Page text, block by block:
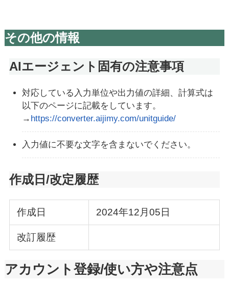
その他の情報
AIエージェント固有の注意事項
対応している入力単位や出力値の詳細、計算式は
以下のページに記載をしています。
→ https://converter.aijimy.com/unitguide/
入力値に不要な文字を含まないでください。
作成日/改定履歴
作成日 2024年12月05日
改訂履歴
アカウント登録/使い方や注意点